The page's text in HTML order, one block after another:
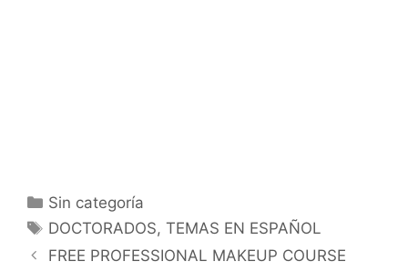
Categorías
Sin categoría
Etiquetas
DOCTORADOS,TEMAS EN ESPAÑOL
FREE PROFESSIONAL MAKEUP COURSE